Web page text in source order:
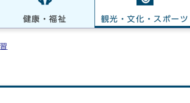
健康・福祉 観光・文化・スポーツ